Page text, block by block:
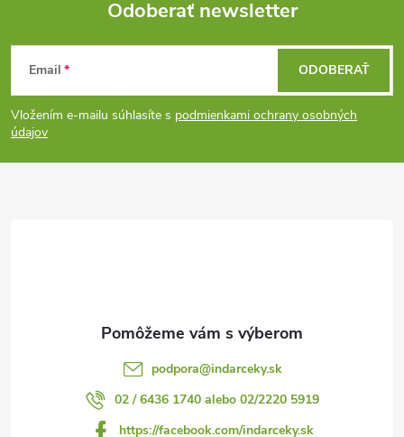
Z
á
p
Odoberať newsletter
Email
Vložením e-mailu súhlasíte s podmienkami ochrany osobných
údajov
ODOBERAŤ
podpora@indarceky.sk
02 / 6436 1740 alebo 02/2220 5919
https://facebook.com/indarceky.sk